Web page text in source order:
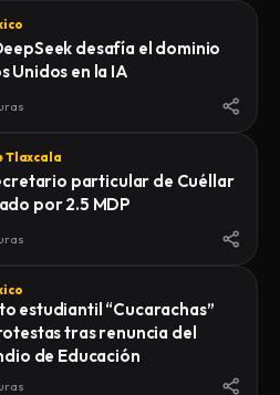
desafía el dominio
Unidos en la IA
Tlaxcala
particular de Cuéllar
por 2.5 MDP
estudiantil “Cucarachas”
tras renuncia del
de Educación